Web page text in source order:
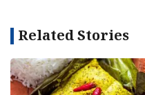
Related Stories